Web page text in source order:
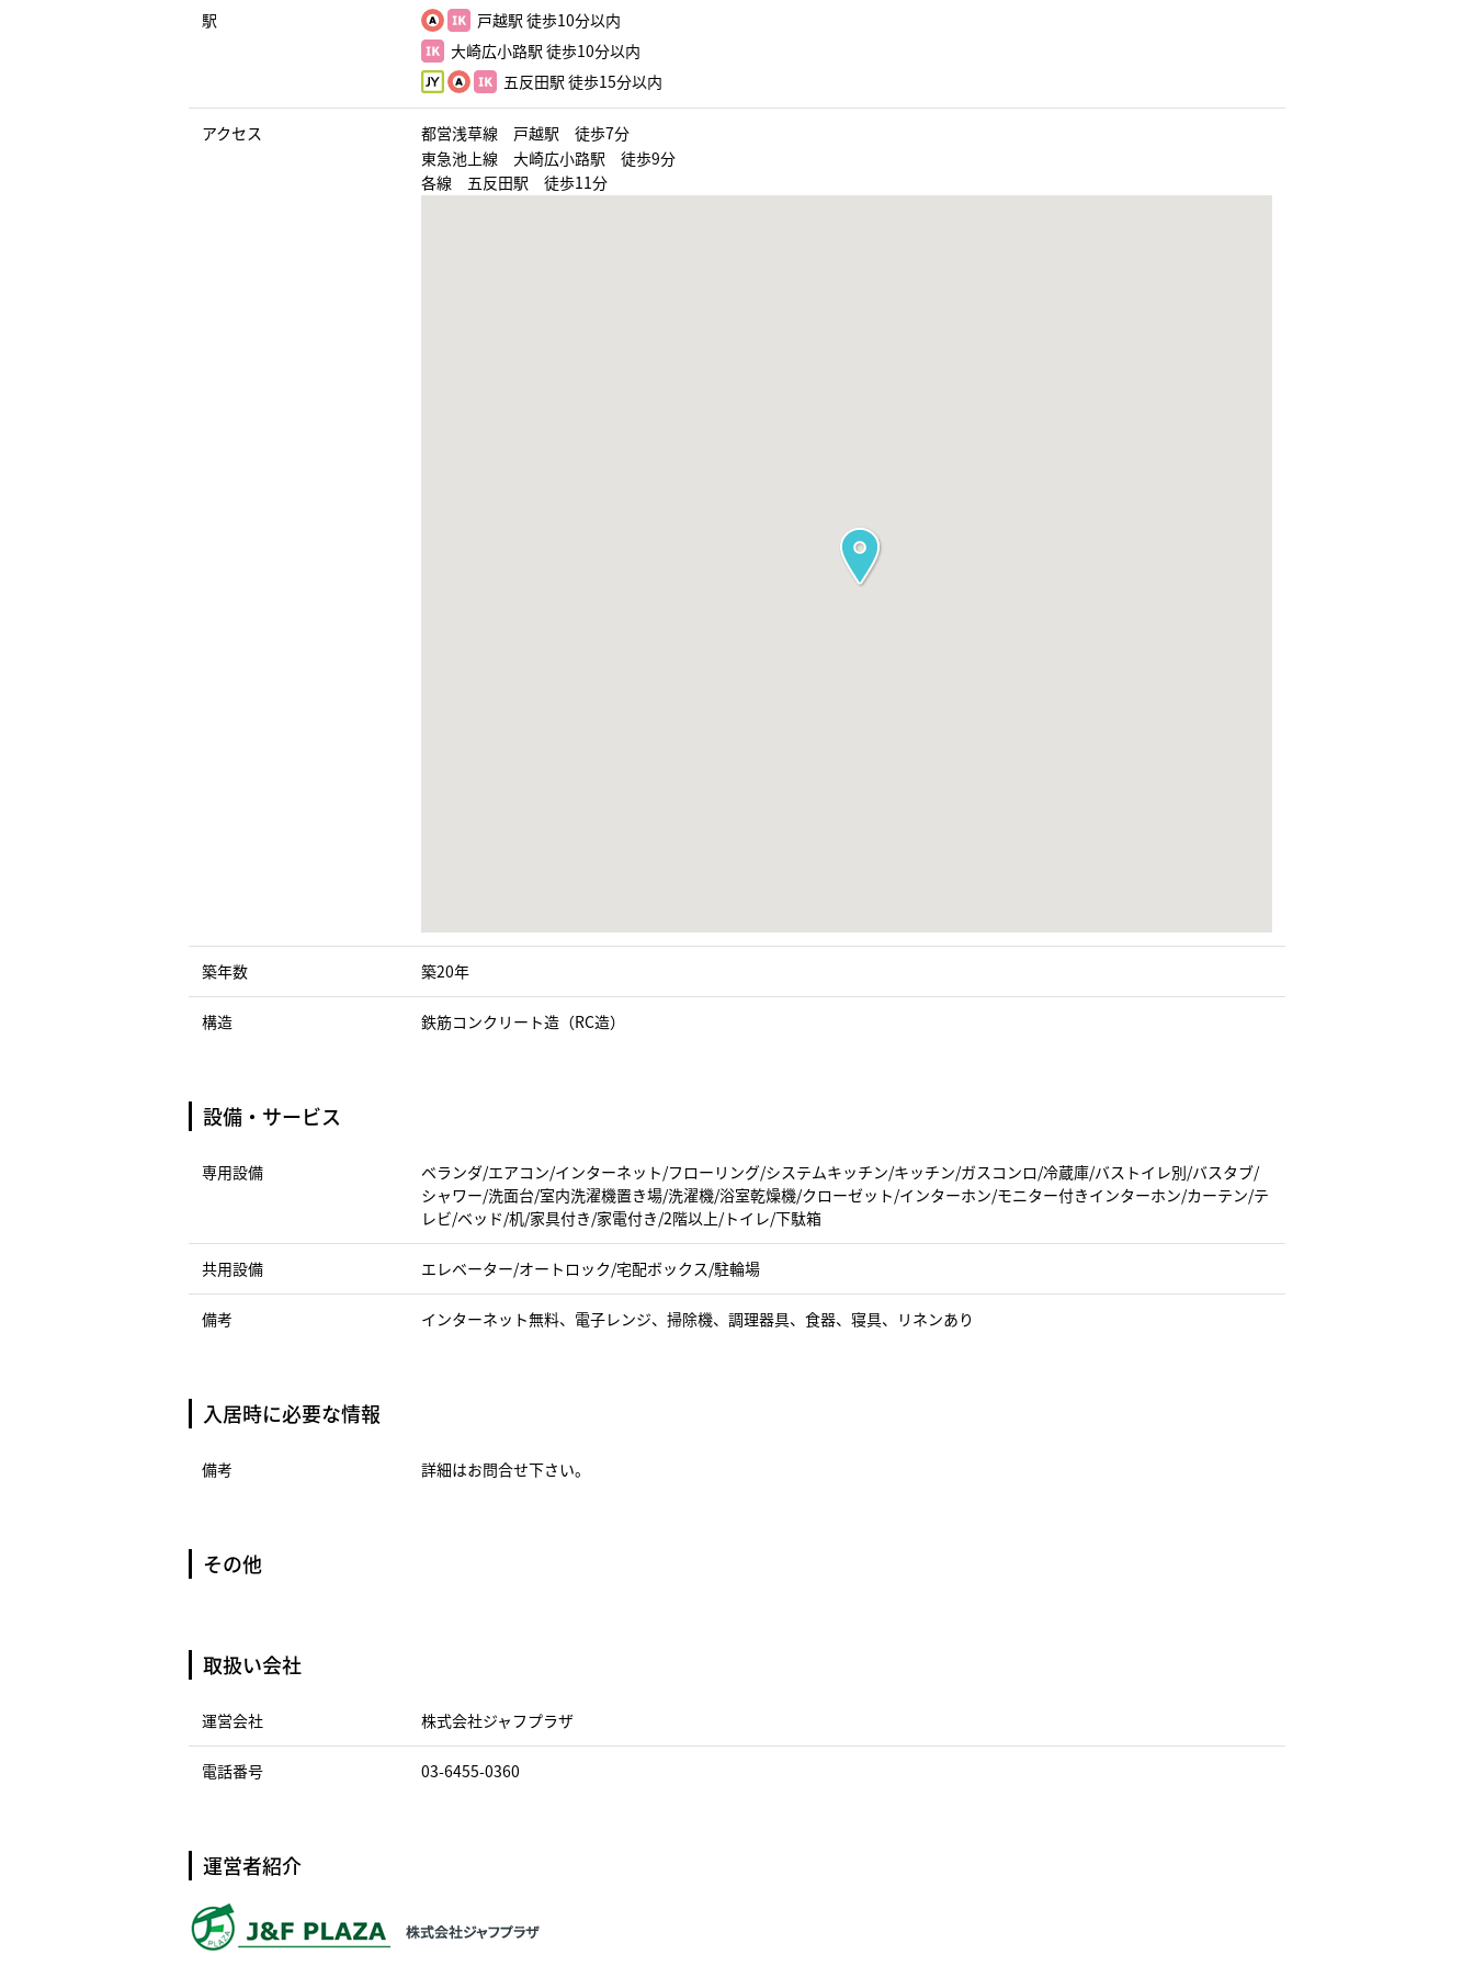
駅
戸越駅 徒歩10分以内
大崎広小路駅 徒歩10分以内
五反田駅 徒歩15分以内
アクセス
都営浅草線 戸越駅 徒歩7分
東急池上線 大崎広小路駅 徒歩9分
各線 五反田駅 徒歩11分
築年数 築20年
構造 鉄筋コンクリート造（RC造）
設備・サービス
専用設備
ベランダ/エアコン/インターネット/フローリング/システムキッチン/キッチン/ガスコンロ/冷蔵庫/バストイレ別/バスタブ/
シャワー/洗面台/室内洗濯機置き場/洗濯機/浴室乾燥機/クローゼット/インターホン/モニター付きインターホン/カーテン/テ
レビ/ベッド/机/家具付き/家電付き/2階以上/トイレ/下駄箱
共用設備 エレベーター/オートロック/宅配ボックス/駐輪場
備考 インターネット無料、電子レンジ、掃除機、調理器具、食器、寝具、リネンあり
入居時に必要な情報
備考 詳細はお問合せ下さい。
その他
取扱い会社
運営会社 株式会社ジャフプラザ
電話番号 03-6455-0360
運営者紹介